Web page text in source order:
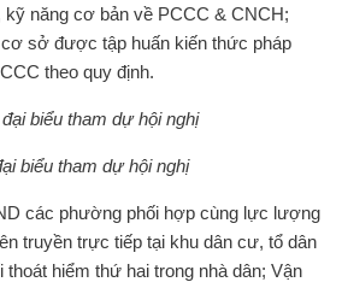
năng cơ bản về PCCC & CNCH;
sở được tập huấn kiến thức pháp
theo quy định.
biểu tham dự hội nghị
các phường phối hợp cùng lực lượng
truyền trực tiếp tại khu dân cư, tổ dân
hiểm thứ hai trong nhà dân; Vận